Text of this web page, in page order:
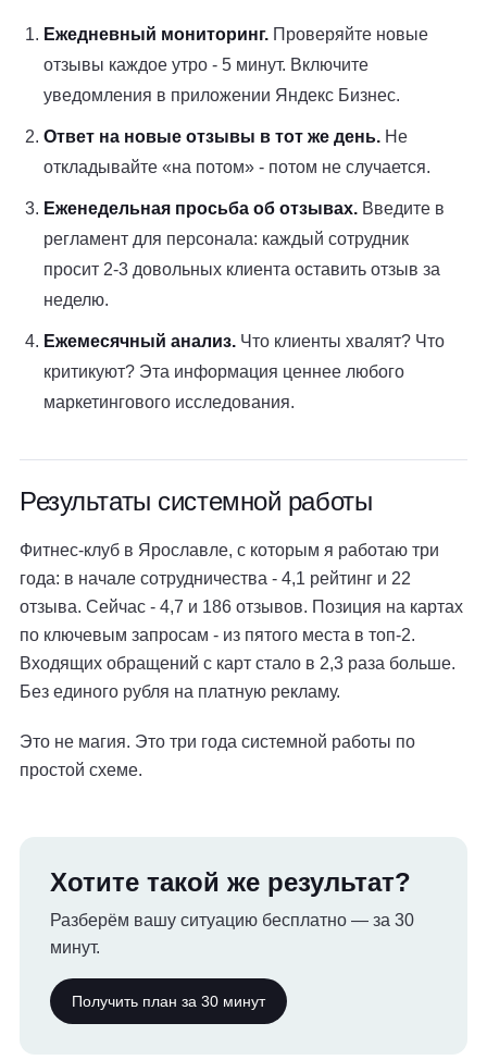
Ежедневный мониторинг. Проверяйте новые
отзывы каждое утро - 5 минут. Включите
уведомления в приложении Яндекс Бизнес.
Ответ на новые отзывы в тот же день. Не
откладывайте «на потом» - потом не случается.
Еженедельная просьба об отзывах. Введите в
регламент для персонала: каждый сотрудник
просит 2-3 довольных клиента оставить отзыв за
неделю.
Ежемесячный анализ. Что клиенты хвалят? Что
критикуют? Эта информация ценнее любого
маркетингового исследования.
Результаты системной работы
Фитнес-клуб в Ярославле, с которым я работаю три
года: в начале сотрудничества - 4,1 рейтинг и 22
отзыва. Сейчас - 4,7 и 186 отзывов. Позиция на картах
по ключевым запросам - из пятого места в топ-2.
Входящих обращений с карт стало в 2,3 раза больше.
Без единого рубля на платную рекламу.
Это не магия. Это три года системной работы по
простой схеме.
Хотите такой же результат?
Разберём вашу ситуацию бесплатно — за 30
минут.
Получить план за 30 минут